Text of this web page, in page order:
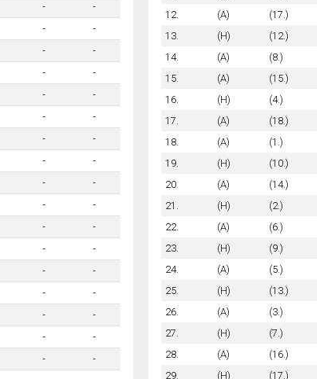
-
-
-
-
-
-
-
-
-
-
-
-
-
-
-
-
-
-
-
-
-
-
-
-
-
-
-
-
-
-
-
-
-
-
12.
(A) (17.)
13.
(H) (12.)
14.
(A) (8.)
15.
(A) (15.)
16.
(H) (4.)
17.
(A) (18.)
18.
(A) (1.)
19.
(H) (10.)
20.
(A) (14.)
21.
(H) (2.)
22.
(A) (6.)
23.
(H) (9.)
24.
(A) (5.)
25.
(H) (13.)
26.
(A) (3.)
27.
(H) (7.)
28.
(A) (16.)
29.
(H) (17.)